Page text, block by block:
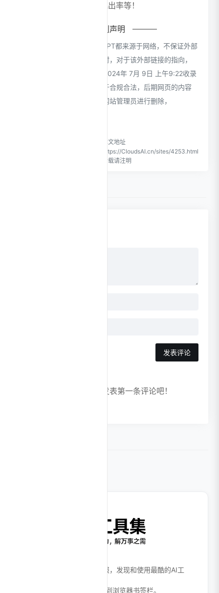
供。如该站的IP、PV、跳出率等！
特别声明
本站CloudsAI提供的iSlide PPT都来源于网络，不保证外部
链接的准确性和完整性，同时，对于该外部链接的指向，
不由CloudsAI实际控制，在2024年 7月 9日 上午9:22收录
时，该网页上的内容，都属于合规合法，后期网页的内容
如出现违规，可以直接联系网站管理员进行删除，
本文地址
https://CloudsAI.cn/sites/4253.html
转载请注明
发表评论
暂无评论，快来发表第一条评论吧！
全面、高效的AI工具产品情报，发现和使用最酷的AI工
Ctrl + D 或 ⌘ + D 收藏本站到浏览器书签栏。